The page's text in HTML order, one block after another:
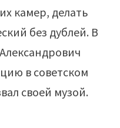
камер, делать
без дублей. В
в советском
своей музой.